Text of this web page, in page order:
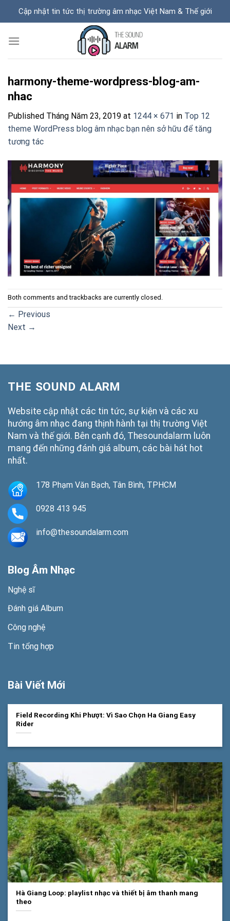
Cập nhật tin tức thị trường âm nhạc Việt Nam & Thế giới
harmony-theme-wordpress-blog-am-
nhac
Published Tháng Năm 23, 2019 at 1244 × 671 in Top 12
theme WordPress blog âm nhạc bạn nên sở hữu để tăng
tương tác
Both comments and trackbacks are currently closed.
← Previous
Next →
THE SOUND ALARM
Website cập nhật các tin tức, sự kiện và các xu
hướng âm nhạc đang thịnh hành tại thị trường Việt
Nam và thế giới. Bên cạnh đó, Thesoundalarm luôn
mang đến những đánh giá album, các bài hát hot
nhất.
178 Phạm Văn Bạch, Tân Bình, TPHCM
0928 413 945
info@thesoundalarm.com
Blog Âm Nhạc
Nghệ sĩ
Đánh giá Album
Công nghệ
Tin tổng hợp
Bài Viết Mới
Field Recording Khi Phượt: Vì Sao Chọn Ha Giang Easy
Rider
Hà Giang Loop: playlist nhạc và thiết bị âm thanh mang
theo